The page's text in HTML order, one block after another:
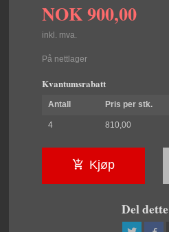
NOK900,00
inkl. mva.
På nettlager
Kvantumsrabatt
Antall Pris per stk.
4 810,00
Kjøp
Del dette